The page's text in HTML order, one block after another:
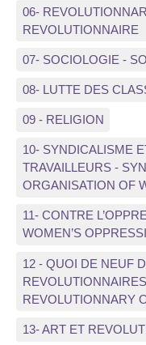
06-
REVOLUTIONNAIRE
07- SOCIOLOGIE -
08- LUTTE DES
09 - RELIGION
10- SYNDICALISME
TRAVAILLEURS -
ORGANISATION OF
11- CONTRE
WOMEN’S
12 - QUOI DE NEUF
REVOLUTIONNARY
13- ART ET